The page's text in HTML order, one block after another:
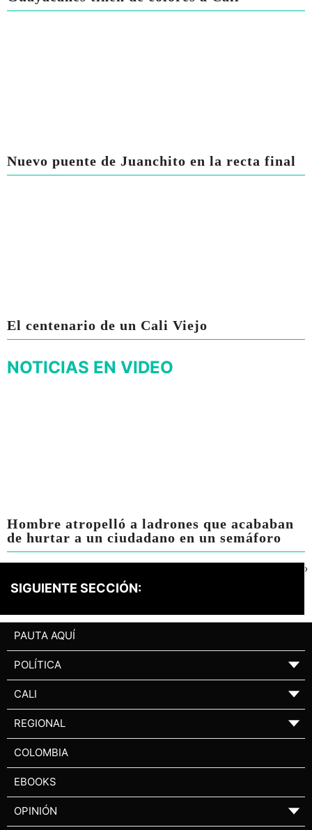
Nuevo puente de Juanchito en la recta final
El centenario de un Cali Viejo
NOTICIAS EN VIDEO
Hombre atropelló a ladrones que acababan
de hurtar a un ciudadano en un semáforo
SIGUIENTE SECCIÓN:
›
PAUTA AQUÍ
POLÍTICA ▼
CALI ▼
REGIONAL ▼
COLOMBIA
EBOOKS
OPINIÓN ▼